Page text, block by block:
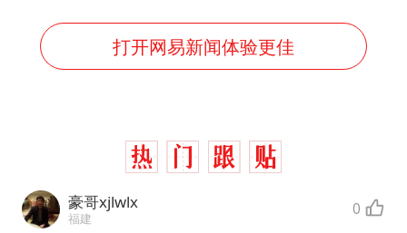
打开网易新闻体验更佳
豪哥xjlwlx
福建 0